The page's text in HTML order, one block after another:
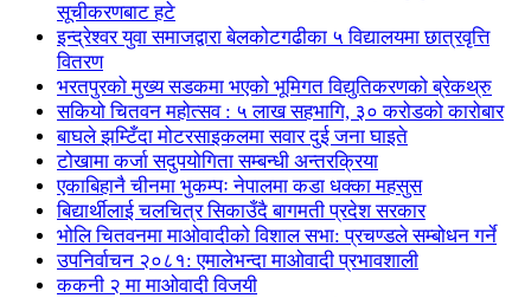
सूचीकरणबाट हटे
इन्द्रेश्वर युवा समाजद्वारा बेलकोटगढीका ५ विद्यालयमा छात्रवृत्ति
वितरण
भरतपुरको मुख्य सडकमा भएको भूमिगत विद्युतिकरणको ब्रेकथ्रु
सकियो चितवन महोत्सव : ५ लाख सहभागि, ३० करोडको कारोबार
बाघले झम्टिँदा मोटरसाइकलमा सवार दुई जना घाइते
टोखामा कर्जा सदुपयोगिता सम्बन्धी अन्तरक्रिया
एकाबिहानै चीनमा भुकम्पः नेपालमा कडा धक्का महसुस
बिद्यार्थीलाई चलचित्र सिकाउँदै बागमती प्रदेश सरकार
भोलि चितवनमा माओवादीको विशाल सभा: प्रचण्डले सम्बोधन गर्ने
उपनिर्वाचन २०८१: एमालेभन्दा माओवादी प्रभावशाली
ककनी २ मा माओवादी विजयी